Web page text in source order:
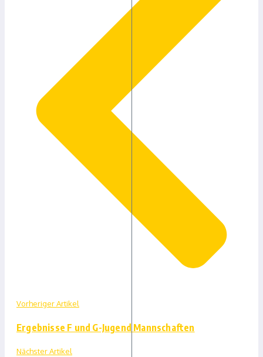
Vorheriger Artikel
Ergebnisse F und G-Jugend Mannschaften
Nächster Artikel